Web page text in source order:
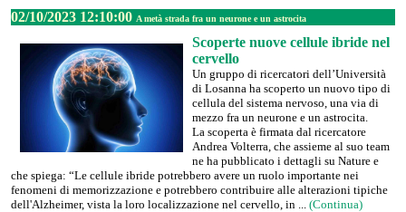
02/10/2023 12:10:00 A metà strada fra un neurone e un astrocita
Scoperte nuove cellule ibride nel
cervello
Un gruppo di ricercatori dell’Università
di Losanna ha scoperto un nuovo tipo di
cellula del sistema nervoso, una via di
mezzo fra un neurone e un astrocita.
La scoperta è firmata dal ricercatore
Andrea Volterra, che assieme al suo team
ne ha pubblicato i dettagli su Nature e
che spiega: “Le cellule ibride potrebbero avere un ruolo importante nei
fenomeni di memorizzazione e potrebbero contribuire alle alterazioni tipiche
dell'Alzheimer, vista la loro localizzazione nel cervello, in ... (Continua)